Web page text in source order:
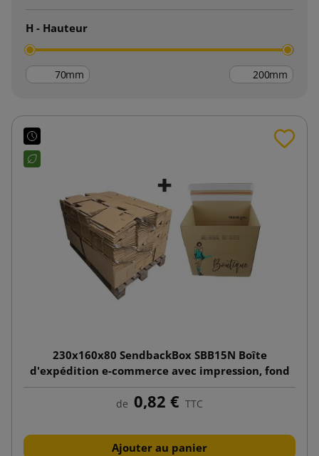
H - Hauteur
mm mm
230x160x80 SendbackBox SBB15N Boîte
d'expédition e-commerce avec impression, fond
automatique
de 0,82 € TTC
Ajouter au panier